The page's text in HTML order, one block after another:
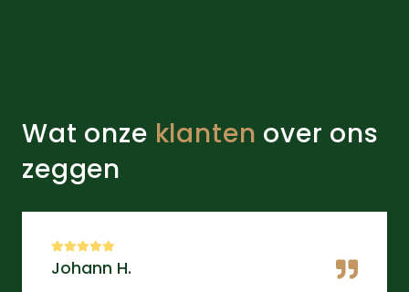
Wat onze klanten over ons
zeggen
Johann H.